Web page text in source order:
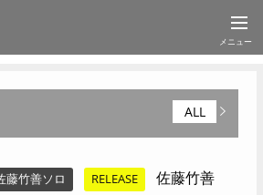
ALL
藤竹善ソロ RELEASE
佐藤竹善